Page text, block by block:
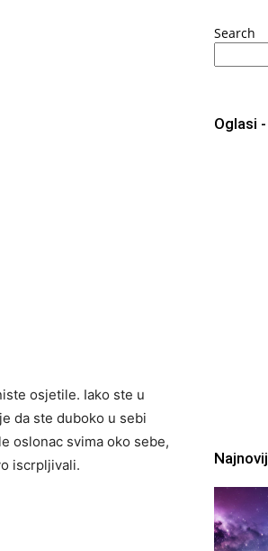
osjetile. Iako ste u
da ste duboko u sebi
oslonac svima oko sebe,
iscrpljivali.
Search
Oglasi